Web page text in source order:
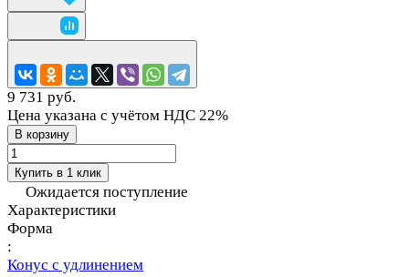
9 731 руб.
Цена указана с учётом НДС 22%
В корзину
Купить в 1 клик
Ожидается поступление
Характеристики
Форма
:
Конус с удлинением